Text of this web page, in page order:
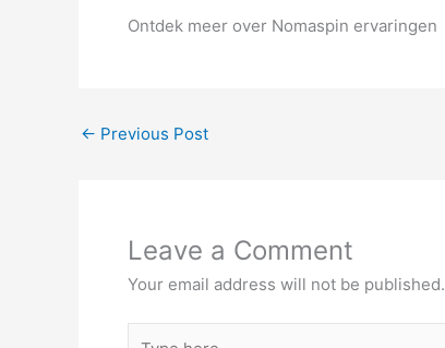
Ontdek meer over Nomaspin ervaringen
← Previous Post
Leave a Comment
Your email address will not be published.